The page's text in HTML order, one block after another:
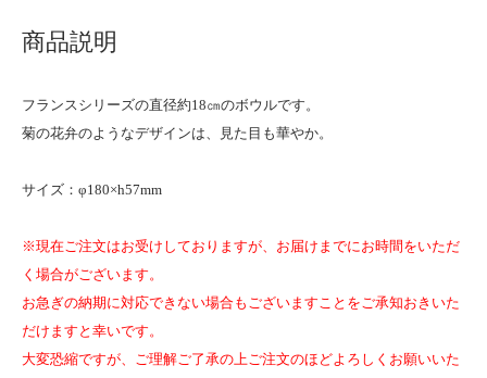
商品説明
フランスシリーズの直径約18㎝のボウルです。
菊の花弁のようなデザインは、見た目も華やか。
サイズ：φ180×h57mm
※現在ご注文はお受けしておりますが、お届けまでにお時間をいただ
く場合がございます。
お急ぎの納期に対応できない場合もございますことをご承知おきいた
だけますと幸いです。
大変恐縮ですが、ご理解ご了承の上ご注文のほどよろしくお願いいた